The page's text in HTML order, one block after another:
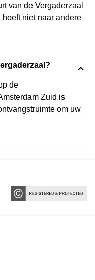
van de Vergaderzaal
niet naar andere
de
Zuid is
om uw